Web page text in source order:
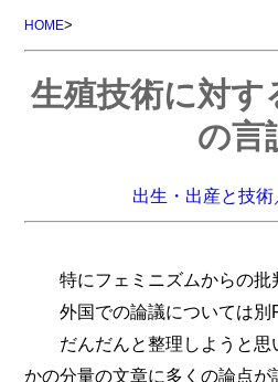
HOME>
生殖技術に対す
の言
出生・出産と技
特にフェミニズムからの批
外国での論議については別
だんだんと整理しようと思
かの分量の文章に多くの論点